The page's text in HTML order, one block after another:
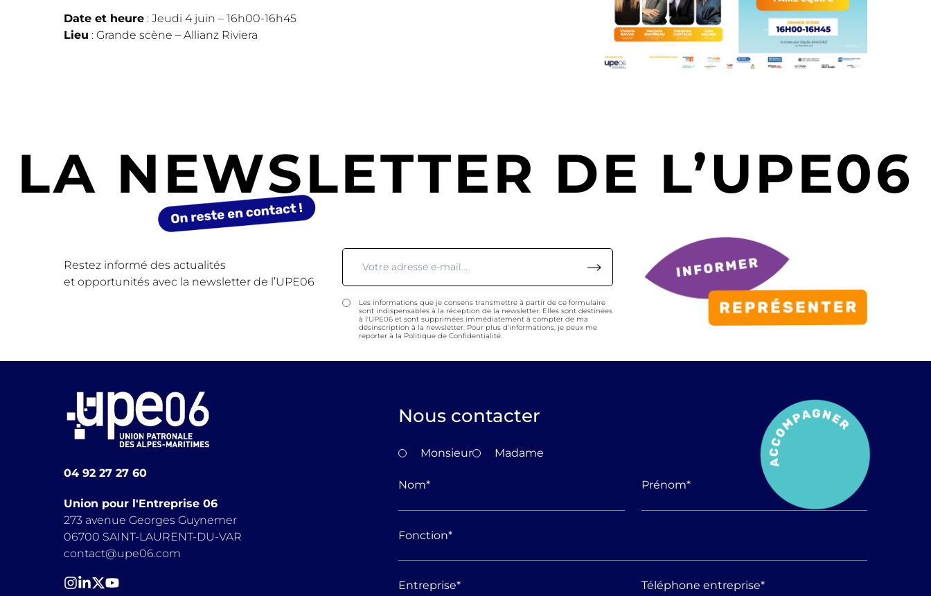
Date et heure : Jeudi 4 juin – 16h00-16h45
Lieu : Grande scène – Allianz Riviera
LA NEWSLETTER DE L’UPE06
Restez informé des actualités
et opportunités avec la newsletter de l’UPE06
Les informations que je consens transmettre à partir de ce formulaire
sont indispensables à la réception de la newsletter. Elles sont destinées
à l'UPE06 et sont supprimées immédiatement à compter de ma
désinscription à la newsletter. Pour plus d'informations, je peux me
reporter à la Politique de Confidentialité.
04 92 27 27 60
Union pour l'Entreprise 06
273 avenue Georges Guynemer
06700 SAINT-LAURENT-DU-VAR
contact@upe06.com
Nous contacter
Monsieur Madame
Nom* Prénom*
Fonction*
Entreprise* Téléphone entreprise*